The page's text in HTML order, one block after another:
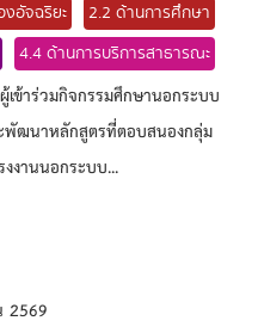
งอัจฉริยะ
2.2 ด้านการศึกษา
4.4 ด้านการบริการสาธารณะ
ข้าร่วมกิจกรรมศึกษานอกระบบ
ะพัฒนาหลักสูตรที่ตอบสนองกลุ่ม
งานนอกระบบ...
2569